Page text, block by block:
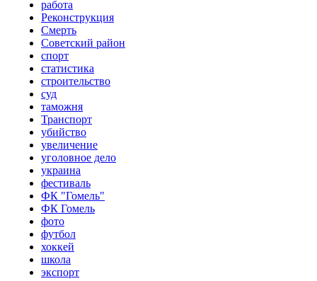
работа
Реконструкция
Смерть
Советский район
спорт
статистика
строительство
суд
таможня
Транспорт
убийство
увеличение
уголовное дело
украина
фестиваль
ФК "Гомель"
ФК Гомель
фото
футбол
хоккей
школа
экспорт